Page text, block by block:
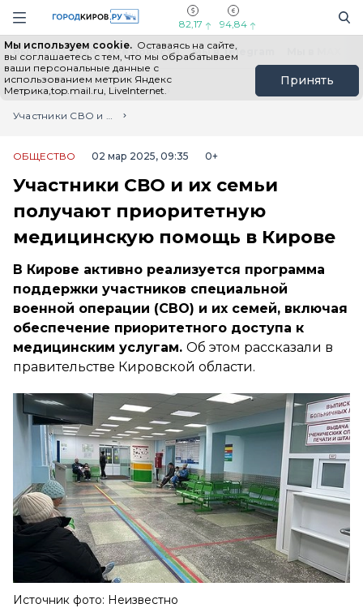
Навигация сайта
82,17 94,84
Мы используем cookie. Оставаясь на сайте,
вы соглашаетесь с тем, что мы обрабатываем
ваши персональные данные с
использованием метрик Яндекс
Метрика,top.mail.ru, LiveInternet.
Принять
Выборы - 2026 Все новости Мы в Telegram
Главная
Лента новостей
Участники СВО и их семьи получают приоритетную медицинскую помощь в Кирове
ОБЩЕСТВО 02 мар 2025, 09:35 0+
Участники СВО и их семьи
получают приоритетную
медицинскую помощь в Кирове
В Кирове активно реализуется программа
поддержки участников специальной
военной операции (СВО) и их семей, включая
обеспечение приоритетного доступа к
медицинским услугам. Об этом рассказали в
правительстве Кировской области.
Источник фото: Неизвестно